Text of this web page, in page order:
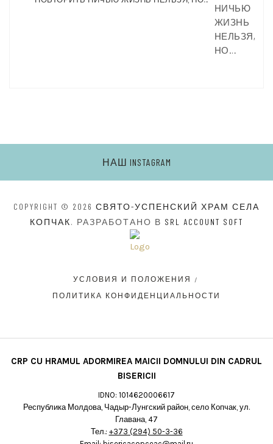
НИЧЬЮ
ЖИЗНЬ
НЕЛЬЗЯ,
НО…
НАШ INSTAGRAM
COPYRIGHT © 2026 СВЯТО-УСПЕНСКИЙ ХРАМ СЕЛА
КОПЧАК. РАЗРАБОТАНО В SRL ACCOUNT SOFT
УСЛОВИЯ И ПОЛОЖЕНИЯ
ПОЛИТИКА КОНФИДЕНЦИАЛЬНОСТИ
CRP CU HRAMUL ADORMIREA MAICII DOMNULUI DIN CADRUL
BISERICII
IDNO: 1014620006617
Республика Молдова, Чадыр-Лунгский район, село Копчак, ул.
Главана, 47
Тел.: +373 (294) 50-3-36